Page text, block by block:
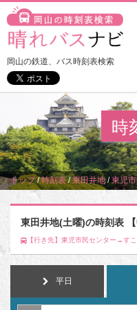
岡山の鉄道、バス時刻表検索
時
トップ/時刻表/東田井地/東児
東田井地(土曜)の時刻表
【行き先】東児市民センター→す
平日